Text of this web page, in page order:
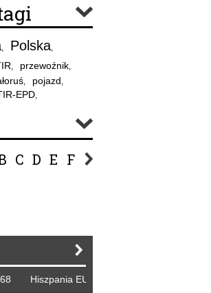
, Polska,
, przewoźnik,
, pojazd,
EPD,
C D E F G
EUR 1,229 WB GBP 1,318